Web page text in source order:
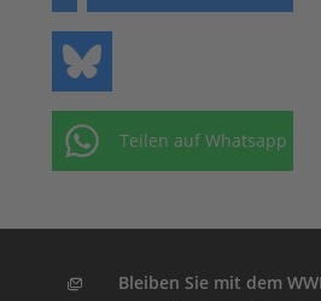
Teilen auf Whatsapp
Bleiben Sie mit dem